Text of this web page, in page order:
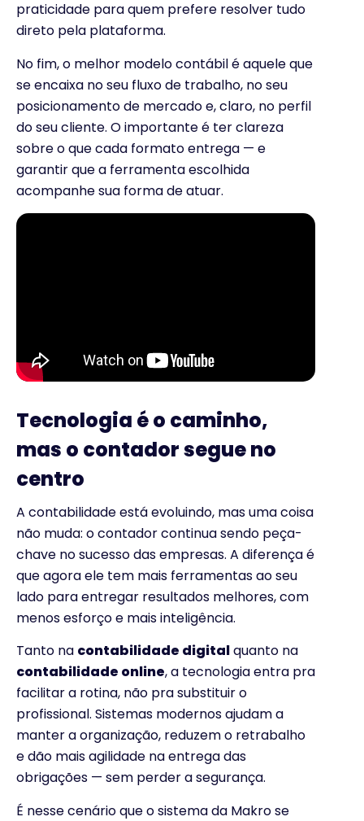
praticidade para quem prefere resolver tudo
direto pela plataforma.
No fim, o melhor modelo contábil é aquele que
se encaixa no seu fluxo de trabalho, no seu
posicionamento de mercado e, claro, no perfil
do seu cliente. O importante é ter clareza
sobre o que cada formato entrega — e
garantir que a ferramenta escolhida
acompanhe sua forma de atuar.
Tecnologia é o caminho,
mas o contador segue no
centro
A contabilidade está evoluindo, mas uma coisa
não muda: o contador continua sendo peça-
chave no sucesso das empresas. A diferença é
que agora ele tem mais ferramentas ao seu
lado para entregar resultados melhores, com
menos esforço e mais inteligência.
Tanto na contabilidade digitalquanto na
contabilidade online, a tecnologia entra pra
facilitar a rotina, não pra substituir o
profissional. Sistemas modernos ajudam a
manter a organização, reduzem o retrabalho
e dão mais agilidade na entrega das
obrigações — sem perder a segurança.
É nesse cenário que o sistema da Makro se